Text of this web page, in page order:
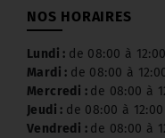
NOS HORAIRES
Lundi : de 08:00 à
Mardi : de 08:00 à
Mercredi : de 08:00 à
Jeudi : de 08:00 à
Vendredi : de 08:00 à